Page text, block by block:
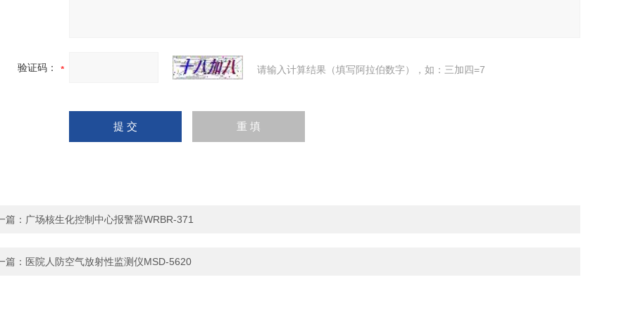
验证码： 请输入计算结果（填写阿拉伯数字），如：三加四=7
篇： 广场核生化控制中心报警器WRBR-371
篇： 医院人防空气放射性监测仪MSD-5620